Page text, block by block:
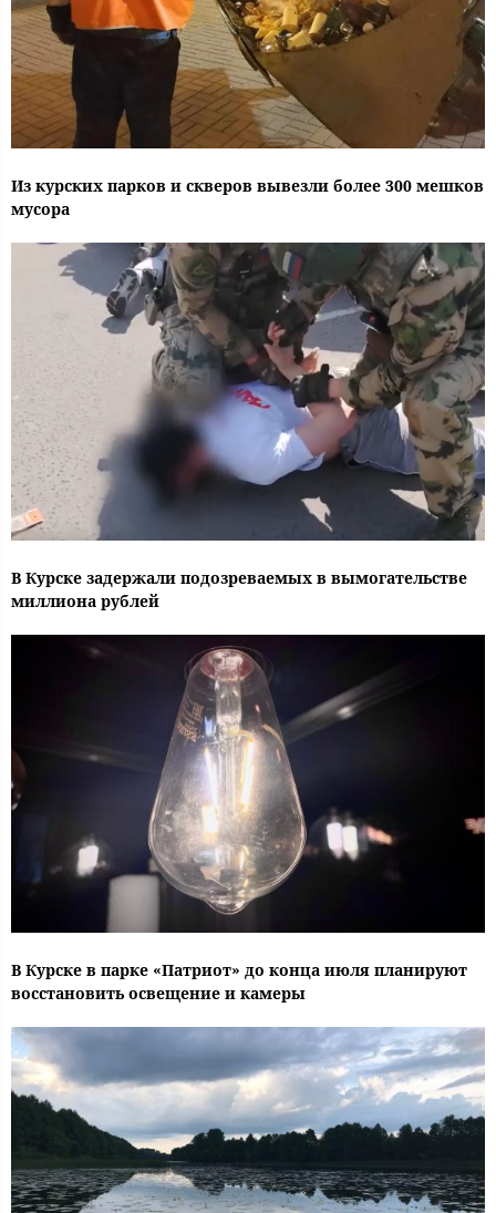
Из курских парков и скверов вывезли более 300 мешков
мусора
В Курске задержали подозреваемых в вымогательстве
миллиона рублей
В Курске в парке «Патриот» до конца июля планируют
восстановить освещение и камеры